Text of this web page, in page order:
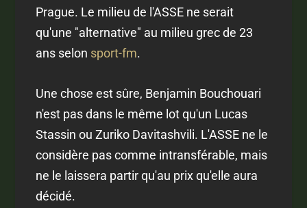
Prague. Le milieu de l'ASSE ne serait
qu'une "alternative" au milieu grec de 23
ans selon sport-fm.
Une chose est sûre, Benjamin Bouchouari
n'est pas dans le même lot qu'un Lucas
Stassin ou Zuriko Davitashvili. L'ASSE ne le
considère pas comme intransférable, mais
ne le laissera partir qu'au prix qu'elle aura
décidé.